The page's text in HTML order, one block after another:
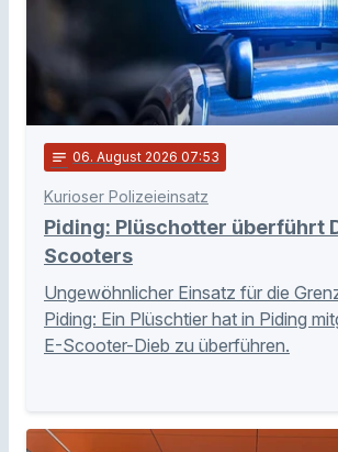
notes 06. August 2026 07:53
Kurioser Polizeieinsatz
Piding: Plüschotter überführt
Scooters
Ungewöhnlicher Einsatz für die
Piding: Ein Plüschtier hat in Piding
E-Scooter-Dieb zu überführen.